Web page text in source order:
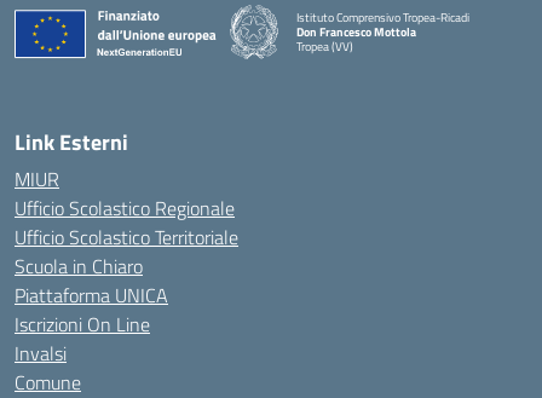
Istituto Comprensivo Tropea-Ricadi
Don Francesco Mottola
Tropea (VV)
— Visita la pagina iniziale della scuola
Link Esterni
MIUR
Ufficio Scolastico Regionale
Ufficio Scolastico Territoriale
Scuola in Chiaro
Piattaforma UNICA
Iscrizioni On Line
Invalsi
Comune